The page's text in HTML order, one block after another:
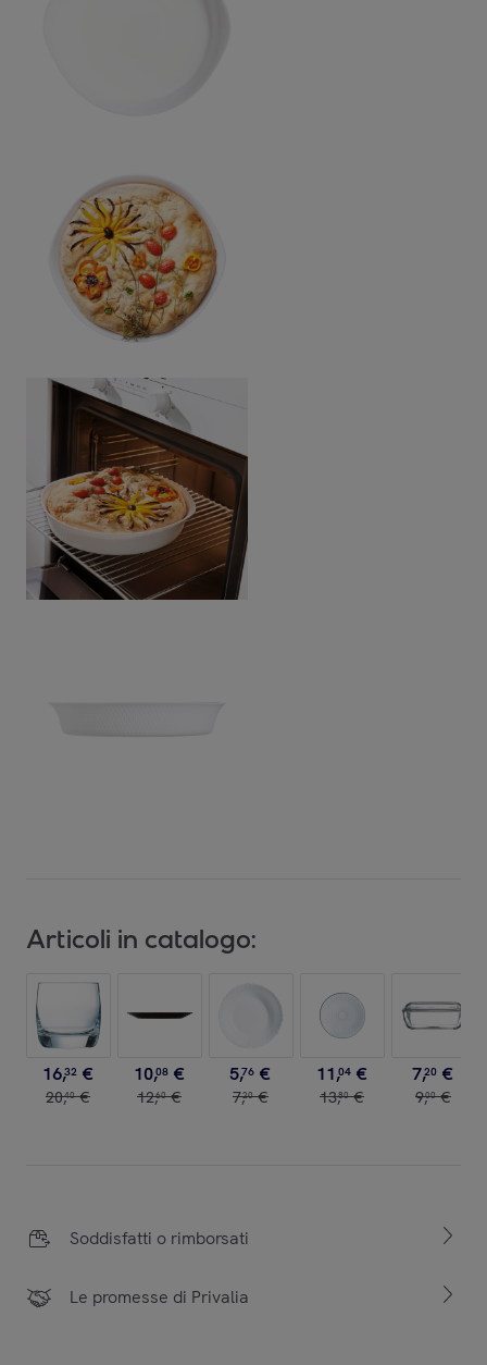
Articoli in catalogo:
16,32 €
20,40 €
10,08 €
12,60 €
5,76 €
7,20 €
11,04 €
13,80 €
7,20 €
9,00 €
Soddisfatti o rimborsati
Le promesse di Privalia